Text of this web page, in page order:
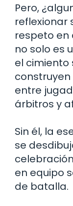
Pero,
reflexionar
respeto en
no solo es
el cimiento
entre
árbitros y
Sin él, la
se
en equipo
de batalla.